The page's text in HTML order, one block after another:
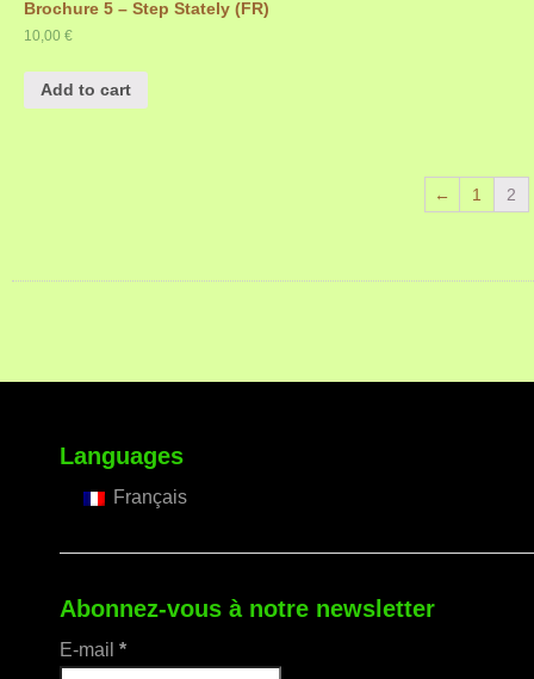
Brochure 5 – Step Stately (FR)
10,00 €
Add to cart
← 1 2
Languages
Français
Abonnez-vous à notre newsletter
E-mail *